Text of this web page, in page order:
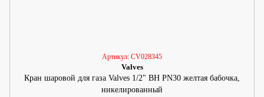
Артикул: CV028345
Valves
Кран шаровой для газа Valves 1/2" ВН PN30 желтая бабочка,
никелированный